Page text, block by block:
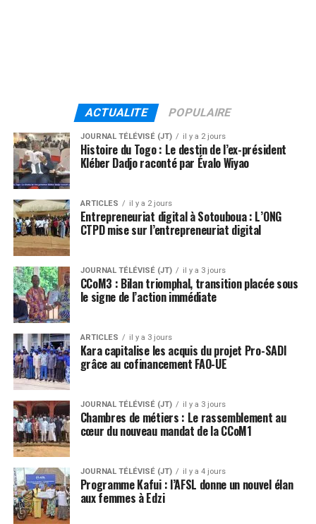
ACTUALITE POPULAIRE
JOURNAL TÉLÉVISÉ (JT) il y a 2 jours
Histoire du Togo : Le destin de l’ex-président
Kléber Dadjo raconté par Évalo Wiyao
ARTICLES il y a 2 jours
Entrepreneuriat digital à Sotouboua : L’ONG
CTPD mise sur l’entrepreneuriat digital
JOURNAL TÉLÉVISÉ (JT) il y a 3 jours
CCoM3 : Bilan triomphal, transition placée sous
le signe de l’action immédiate
ARTICLES il y a 3 jours
Kara capitalise les acquis du projet Pro-SADI
grâce au cofinancement FAO-UE
JOURNAL TÉLÉVISÉ (JT) il y a 3 jours
Chambres de métiers : Le rassemblement au
cœur du nouveau mandat de la CCoM1
JOURNAL TÉLÉVISÉ (JT) il y a 4 jours
Programme Kafui : l’AFSL donne un nouvel élan
aux femmes à Edzi